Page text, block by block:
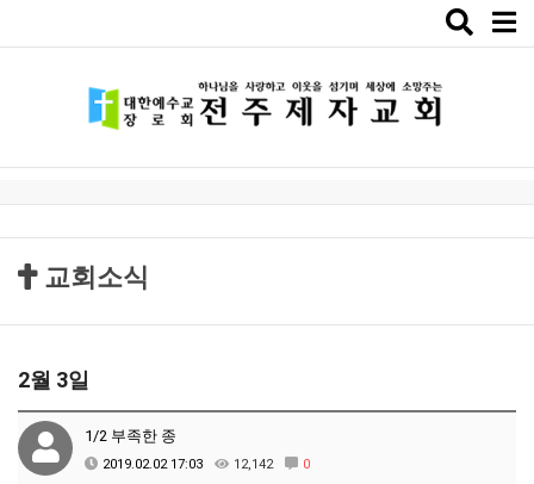
Toggle
교회소식
2월 3일
1/2 부족한 종
2019.02.02 17:03 12,142 0